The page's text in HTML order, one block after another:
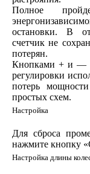
Полное
остановки. В
счетчик не
потерян.
Кнопками + и —
регулировки
потерь
простых схем.
Настройка
Для сброса
нажмите кнопку
Настройка длины